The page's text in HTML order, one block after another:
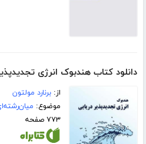
دانلود کتاب هندبوک انرژی
از:برنارد مولتون
موضوع:
۷۷۳ صفحه